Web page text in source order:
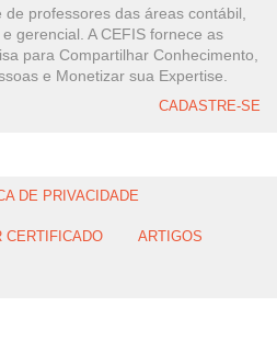
professores das áreas contábil,
gerencial. A CEFIS fornece as
para Compartilhar Conhecimento,
e Monetizar sua Expertise.
CADASTRE-SE
DE PRIVACIDADE
CERTIFICADO ARTIGOS